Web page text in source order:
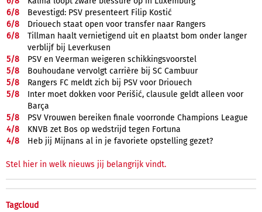
6/8
Bevestigd: PSV presenteert Filip Kostić
6/8
Driouech staat open voor transfer naar Rangers
6/8
Tillman haalt vernietigend uit en plaatst bom onder langer
verblijf bij Leverkusen
5/8
PSV en Veerman weigeren schikkingsvoorstel
5/8
Bouhoudane vervolgt carrière bij SC Cambuur
5/8
Rangers FC meldt zich bij PSV voor Driouech
5/8
Inter moet dokken voor Perišić, clausule geldt alleen voor
Barça
5/8
PSV Vrouwen bereiken finale voorronde Champions League
4/8
KNVB zet Bos op wedstrijd tegen Fortuna
4/8 Heb jij Mijnans al in je favoriete opstelling gezet?
Stel hier in welk nieuws jij belangrijk vindt.
Tagcloud